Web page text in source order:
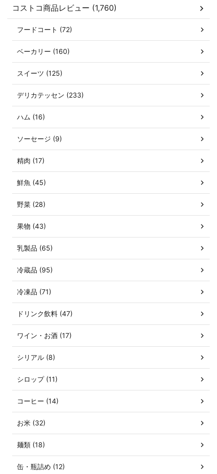
コストコ商品レビュー (1,760)
フードコート (72)
ベーカリー (160)
スイーツ (125)
デリカテッセン (233)
ハム (16)
ソーセージ (9)
精肉 (17)
鮮魚 (45)
野菜 (28)
果物 (43)
乳製品 (65)
冷蔵品 (95)
冷凍品 (71)
ドリンク飲料 (47)
ワイン・お酒 (17)
シリアル (8)
シロップ (11)
コーヒー (14)
お米 (32)
麺類 (18)
缶・瓶詰め (12)